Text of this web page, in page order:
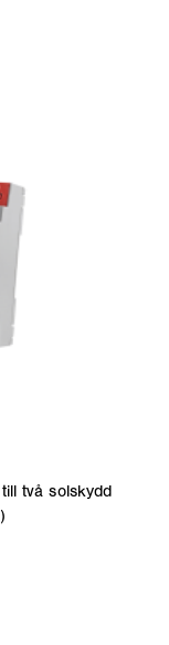
två solskydd